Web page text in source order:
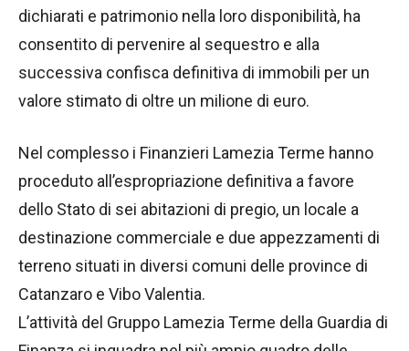
dichiarati e patrimonio nella loro disponibilità, ha
consentito di pervenire al sequestro e alla
successiva confisca definitiva di immobili per un
valore stimato di oltre un milione di euro.
Nel complesso i Finanzieri Lamezia Terme hanno
proceduto all’espropriazione definitiva a favore
dello Stato di sei abitazioni di pregio, un locale a
destinazione commerciale e due appezzamenti di
terreno situati in diversi comuni delle province di
Catanzaro e Vibo Valentia.
L’attività del Gruppo Lamezia Terme della Guardia di